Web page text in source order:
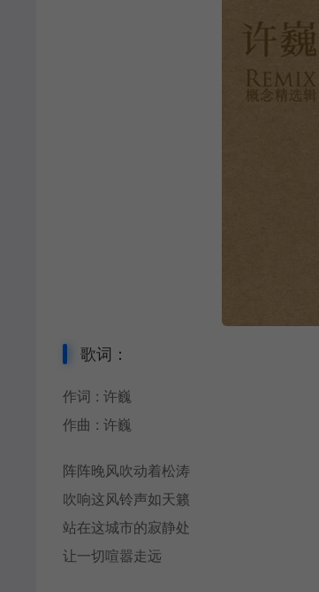
歌词：
作词 : 许巍
作曲 : 许巍
阵阵晚风吹动着松涛
吹响这风铃声如天籁
站在这城市的寂静处
让一切喧嚣走远